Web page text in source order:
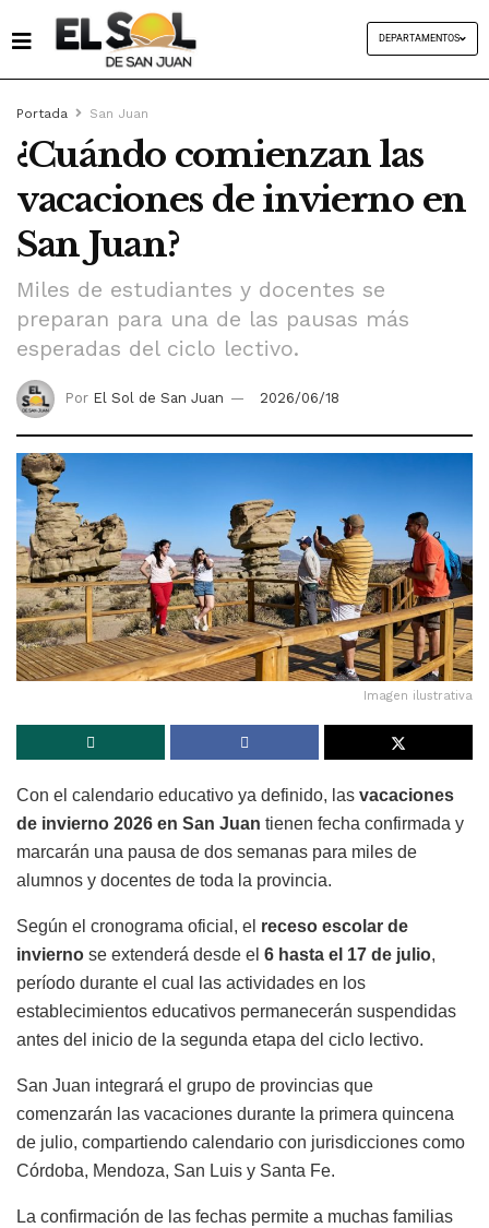
DEPARTAMENTOS
Portada San Juan
¿Cuándo comienzan las
vacaciones de invierno en
San Juan?
Miles de estudiantes y docentes se
preparan para una de las pausas más
esperadas del ciclo lectivo.
Por El Sol de San Juan 2026/06/18
Imagen ilustrativa
Con el calendario educativo ya definido, las vacaciones
de invierno 2026 en San Juan tienen fecha confirmada y
marcarán una pausa de dos semanas para miles de
alumnos y docentes de toda la provincia.
Según el cronograma oficial, el receso escolar de
invierno se extenderá desde el 6 hasta el 17 de julio,
período durante el cual las actividades en los
establecimientos educativos permanecerán suspendidas
antes del inicio de la segunda etapa del ciclo lectivo.
San Juan integrará el grupo de provincias que
comenzarán las vacaciones durante la primera quincena
de julio, compartiendo calendario con jurisdicciones como
Córdoba, Mendoza, San Luis y Santa Fe.
La confirmación de las fechas permite a muchas familias